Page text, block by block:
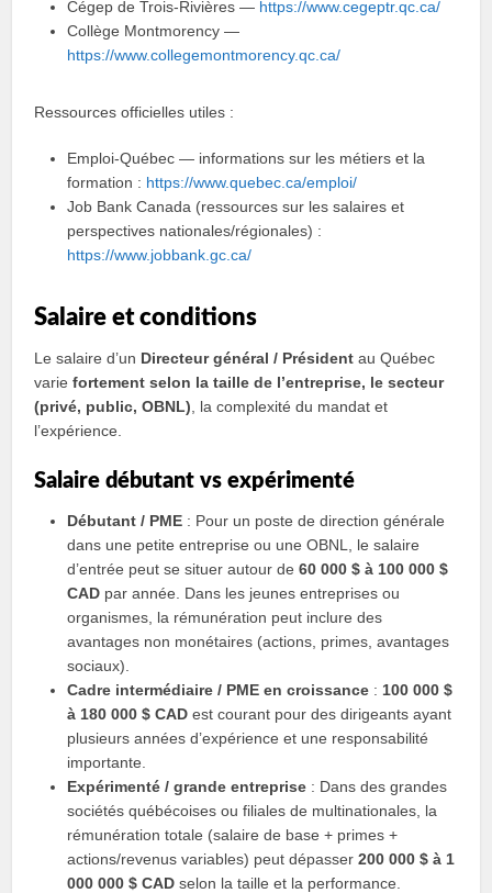
Cégep de Trois‑Rivières — https://www.cegeptr.qc.ca/
Collège Montmorency —
https://www.collegemontmorency.qc.ca/
Ressources officielles utiles :
Emploi‑Québec — informations sur les métiers et la
formation : https://www.quebec.ca/emploi/
Job Bank Canada (ressources sur les salaires et
perspectives nationales/régionales) :
https://www.jobbank.gc.ca/
Salaire et conditions
Le salaire d’un Directeur général / Président au Québec
variefortement selon la taille de l’entreprise, le secteur
(privé, public, OBNL) , la complexité du mandat et
l’expérience.
Salaire débutant vs expérimenté
Débutant / PME : Pour un poste de direction générale
dans une petite entreprise ou une OBNL, le salaire
d’entrée peut se situer autour de60 000 $ à 100 000 $
CAD par année. Dans les jeunes entreprises ou
organismes, la rémunération peut inclure des
avantages non monétaires (actions, primes, avantages
sociaux).
Cadre intermédiaire / PME en croissance : 100 000 $
à 180 000 $ CAD est courant pour des dirigeants ayant
plusieurs années d’expérience et une responsabilité
importante.
Expérimenté / grande entreprise : Dans des grandes
sociétés québécoises ou filiales de multinationales, la
rémunération totale (salaire de base + primes +
actions/revenus variables) peut dépasser200 000 $ à 1
000 000 $ CAD selon la taille et la performance.